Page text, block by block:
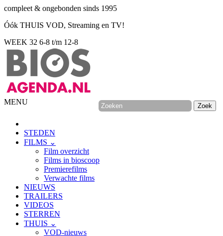
compleet & ongebonden sinds 1995
Óók THUIS VOD, Streaming en TV!
WEEK 32 6-8 t/m 12-8
MENU
STEDEN
FILMS ⌄
Film overzicht
Films in bioscoop
Premierefilms
Verwachte films
NIEUWS
TRAILERS
VIDEOS
STERREN
THUIS ⌄
VOD-nieuws